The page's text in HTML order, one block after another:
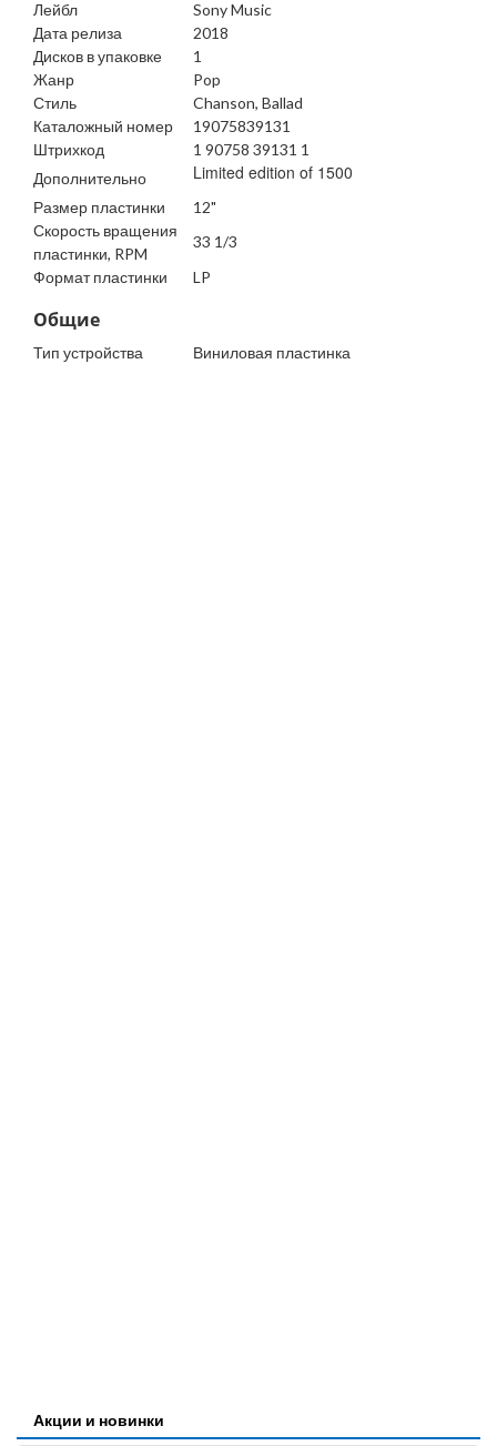
Лейбл
Sony Music
Дата релиза
2018
Дисков в упаковке
1
Жанр
Pop
Стиль
Chanson, Ballad
Каталожный номер
19075839131
Штрихкод
1 90758 39131 1
Дополнительно
Limited edition of 1500
Размер пластинки
12"
Скорость вращения
пластинки, RPM
33 1/3
Формат пластинки
LP
Общие
Тип устройства Виниловая пластинка
Акции и новинки